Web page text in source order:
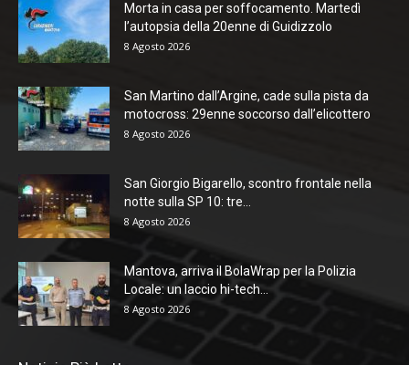
Morta in casa per soffocamento. Martedì
l’autopsia della 20enne di Guidizzolo
8 Agosto 2026
San Martino dall’Argine, cade sulla pista da
motocross: 29enne soccorso dall’elicottero
8 Agosto 2026
San Giorgio Bigarello, scontro frontale nella
notte sulla SP 10: tre...
8 Agosto 2026
Mantova, arriva il BolaWrap per la Polizia
Locale: un laccio hi-tech...
8 Agosto 2026